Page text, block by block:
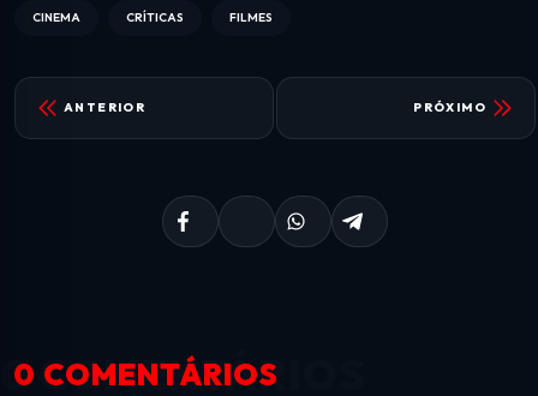
CINEMA CRÍTICAS FILMES
ANTERIOR PRÓXIMO
0 COMENTÁRIOS